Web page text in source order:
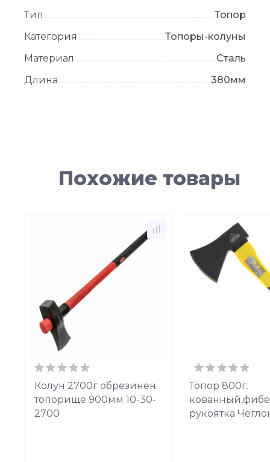
Тип
Топор
Категория
Топоры-колуны
Материал
Сталь
Длина
380мм
Похожие товары
Колун 2700г обрезинен.
топорище 900мм 10-30-
2700
Топор 800г.
рукоятка